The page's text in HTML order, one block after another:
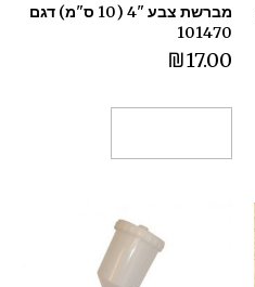
מברשת צבע "4 (10 ס"מ) דגם
101470
₪17.00